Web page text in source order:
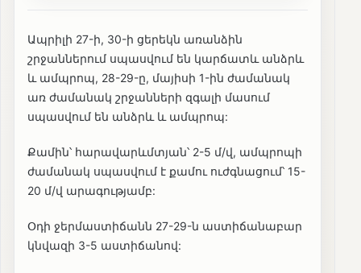
Ապրիլի 27-ի, 30-ի ցերեկն առանձին
շրջաններում սպասվում են կարճատև անձրև
և ամպրոպ, 28-29-ը, մայիսի 1-ին ժամանակ
առ ժամանակ շրջանների զգալի մասում
սպասվում են անձրև և ամպրոպ:
Քամին՝ հարավարևմտյան՝ 2-5 մ/վ, ամպրոպի
ժամանակ սպասվում է քամու ուժգնացում՝ 15-
20 մ/վ արագությամբ:
Օդի ջերմաստիճանն 27-29-ն աստիճանաբար
կնվազի 3-5 աստիճանով: